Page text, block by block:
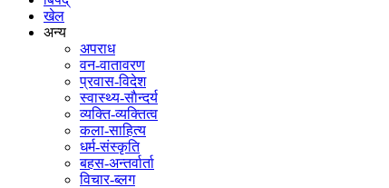
खेल
अन्य
अपराध
वन-वातावरण
प्रवास-विदेश
स्वास्थ्य-साैन्दर्य
व्यक्ति-व्यक्तित्व
कला-साहित्य
धर्म-संस्कृति
बहस-अन्तर्वार्ता
विचार-ब्लग